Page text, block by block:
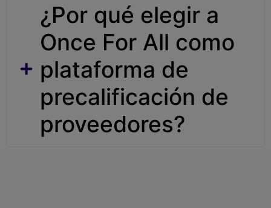
¿Por qué elegir a
Once For All como
plataforma de
precalificación de
proveedores?